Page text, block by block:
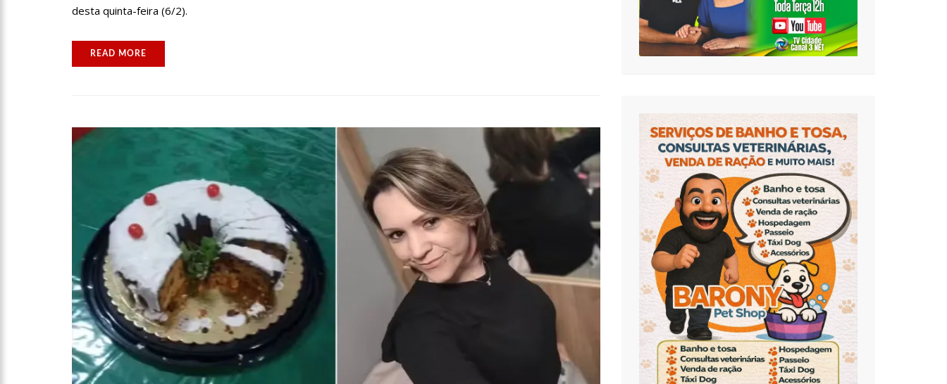
23:40 HISSA ABRAHÃO CRITICA DECISÃO DE BARROSO SOBRE PISO SALARIAL DE ENFERMEIROS
COM QUASE 300 MIL VOTOS PARA O SENADO EM 2018, HISSA É RECEBIDO POR MULTIDÃO NA
ZONA SUL DE MANAUS
12:51 HISSA ABRAHÃO DISPARA E DEVE SER O PRIMEIRO NO AVANTE À CÂMARA FEDERAL
21:55 HISSA ABRAHÃO FALA EM OPORTUNIDADES PARA FEIRANTES NO ELDORADO
desta quinta-feira (6/2).
READ MORE